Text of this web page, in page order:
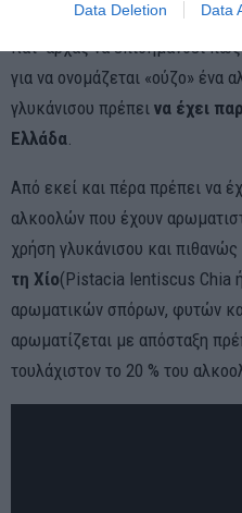
Data Deletion Data
Κατ’ αρχάς να επισημανθεί
για να ονομάζεται «ούζο» ένα
γλυκάνισου πρέπει να έχει
Ελλάδα
Από εκεί και πέρα πρέπει να
αλκοολών που έχουν
χρήση γλυκάνισου και
τη Χίο(Pistacia lentiscus Chia
αρωματικών σπόρων, φυτών
αρωματίζεται με απόσταξη
τουλάχιστον το 20 % του